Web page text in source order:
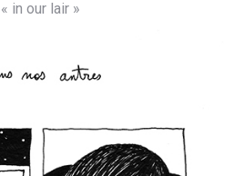
« in our lair »